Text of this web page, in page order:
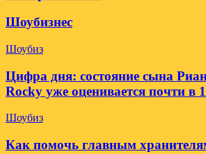
Шоубизнес
Шоубиз
Цифра дня: состояние сына
Rocky уже оценивается почти в
Шоубиз
Как помочь главным